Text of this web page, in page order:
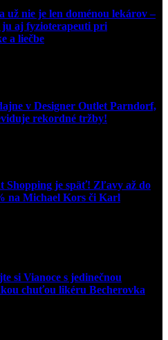
už nie je len doménou lekárov –
aj fyzioterapeuti pri
a liečbe
v Designer Outlet Parndorf,
rekordné tržby!
Shopping je späť! Zľavy až do
na Michael Kors či Karl
si Vianoce s jedinečnou
chuťou likéru Becherovka